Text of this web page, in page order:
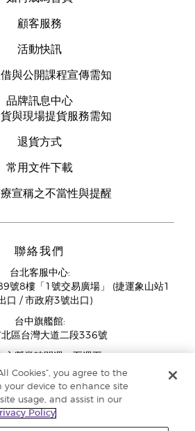
顧客服務
活動快訊
與公開課程宣傳需知
品牌訊息中心
與現場提貨服務需知
退貨方式
常用文件下載
宣稱之不當性與提醒
聯絡我們
台北客服中心:
號8樓「1號交易廣場」 (捷運象山站1
口 / 市政府3號出口)
台中旗艦館:
北區台灣大道二段336號
- 07:00PM
假日與國定假日除外)
Cookies”, you agree to the
your device to enhance site
usage, and assist in our
Policy